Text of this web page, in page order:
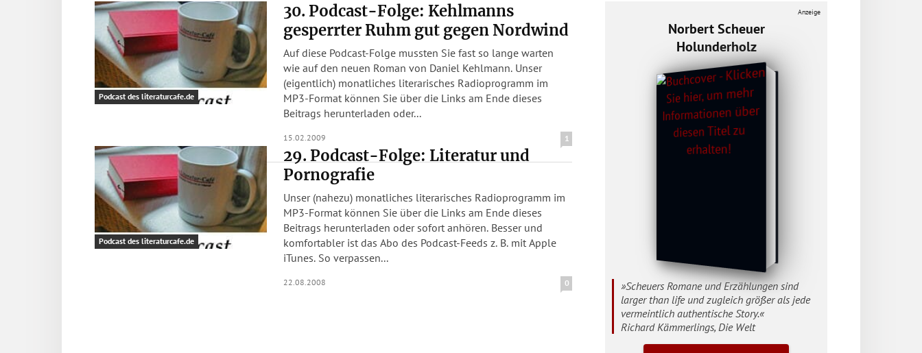
Podcast des literaturcafe.de
30. Podcast-Folge: Kehlmanns
gesperrter Ruhm gut gegen Nordwind
Auf diese Podcast-Folge mussten Sie fast so lange warten
wie auf den neuen Roman von Daniel Kehlmann. Unser
(eigentlich) monatliches literarisches Radioprogramm im
MP3-Format können Sie über die Links am Ende dieses
Beitrags herunterladen oder...
15.02.2009 1
Podcast des literaturcafe.de
29. Podcast-Folge: Literatur und
Pornografie
Unser (nahezu) monatliches literarisches Radioprogramm im
MP3-Format können Sie über die Links am Ende dieses
Beitrags herunterladen oder sofort anhören. Besser und
komfortabler ist das Abo des Podcast-Feeds z. B. mit Apple
iTunes. So verpassen...
22.08.2008 0
Anzeige
Norbert Scheuer
Holunderholz
»Scheuers Romane und Erzählungen sind
larger than life und zugleich größer als jede
vermeintlich authentische Story.«
Richard Kämmerlings, Die Welt